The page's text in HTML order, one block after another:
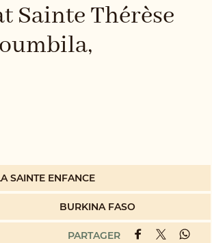
Sainte Thérèse
SAINTE ENFANCE
BURKINA FASO
PARTAGER